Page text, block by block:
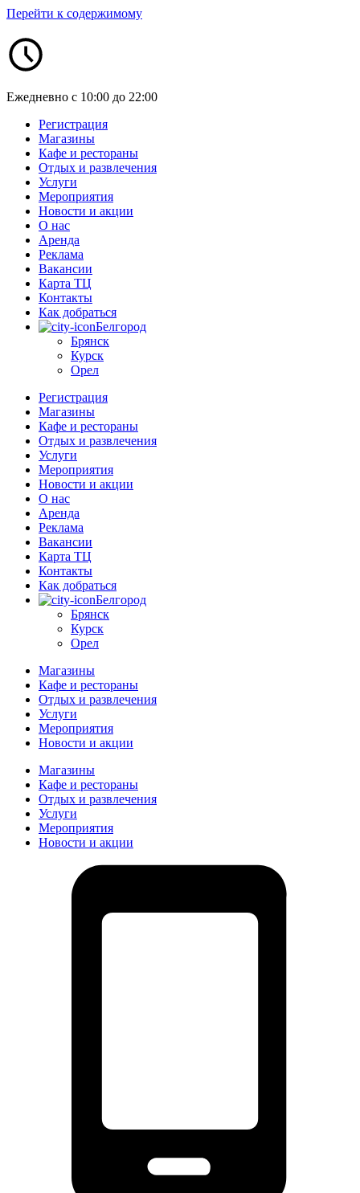
Перейти к содержимому
Ежедневно с 10:00 до 22:00
Регистрация
Магазины
Кафе и рестораны
Отдых и развлечения
Услуги
Мероприятия
Новости и акции
О нас
Аренда
Реклама
Вакансии
Карта ТЦ
Контакты
Как добраться
Белгород
Брянск
Курск
Орел
Регистрация
Магазины
Кафе и рестораны
Отдых и развлечения
Услуги
Мероприятия
Новости и акции
О нас
Аренда
Реклама
Вакансии
Карта ТЦ
Контакты
Как добраться
Белгород
Брянск
Курск
Орел
Магазины
Кафе и рестораны
Отдых и развлечения
Услуги
Мероприятия
Новости и акции
Магазины
Кафе и рестораны
Отдых и развлечения
Услуги
Мероприятия
Новости и акции